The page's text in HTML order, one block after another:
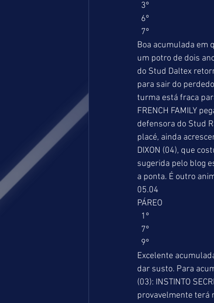
3º
6º
7º
Boa acumulada em
um potro de dois
do Stud Daltex
para sair do
turma está fraca
FRENCH FAMILY
defensora do Stud
placé, ainda
DIXON (04), que
sugerida pelo blog
a ponta. É outro
05.04
PÁREO
1º
7º
9º
Excelente
dar susto. Para
(03): INSTINTO
provavelmente terá